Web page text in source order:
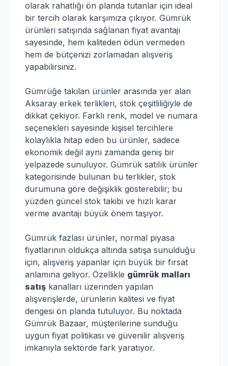
olarak rahatlığı ön planda tutanlar için ideal
bir tercih olarak karşımıza çıkıyor. Gümrük
ürünleri satışında sağlanan fiyat avantajı
sayesinde, hem kaliteden ödün vermeden
hem de bütçenizi zorlamadan alışveriş
yapabilirsiniz.
Gümrüğe takılan ürünler arasında yer alan
Aksaray erkek terlikleri, stok çeşitliliğiyle de
dikkat çekiyor. Farklı renk, model ve numara
seçenekleri sayesinde kişisel tercihlere
kolaylıkla hitap eden bu ürünler, sadece
ekonomik değil aynı zamanda geniş bir
yelpazede sunuluyor. Gümrük satılık ürünler
kategorisinde bulunan bu terlikler, stok
durumuna göre değişiklik gösterebilir; bu
yüzden güncel stok takibi ve hızlı karar
verme avantajı büyük önem taşıyor.
Gümrük fazlası ürünler, normal piyasa
fiyatlarının oldukça altında satışa sunulduğu
için, alışveriş yapanlar için büyük bir fırsat
anlamına geliyor. Özellikle gümrük malları
satış kanalları üzerinden yapılan
alışverişlerde, ürünlerin kalitesi ve fiyat
dengesi ön planda tutuluyor. Bu noktada
Gümrük Bazaar, müşterilerine sunduğu
uygun fiyat politikası ve güvenilir alışveriş
imkanıyla sektörde fark yaratıyor.